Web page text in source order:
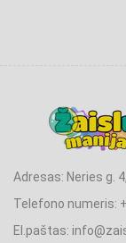
Adresas: Neries g.
Telefono numeris:
El.paštas: